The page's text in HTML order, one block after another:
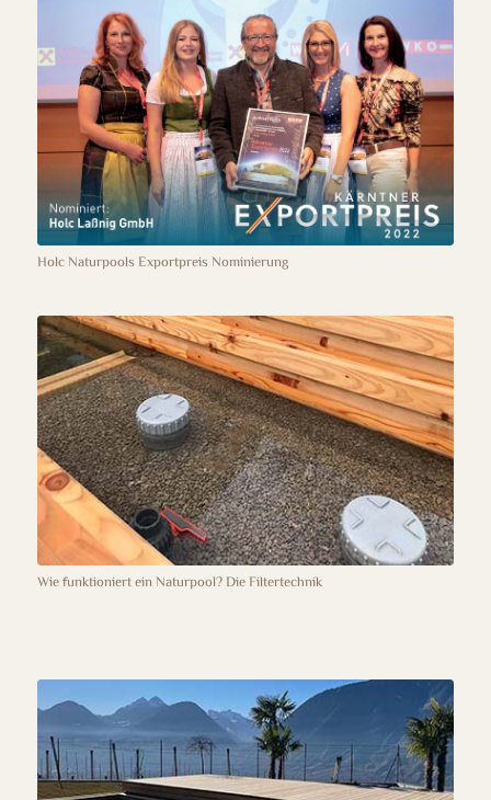
Holc Naturpools Exportpreis Nominierung
Wie funktioniert ein Naturpool? Die Filtertechnik